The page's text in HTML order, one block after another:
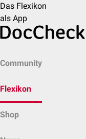
Das Flexikon
als App
Community
Flexikon
Shop